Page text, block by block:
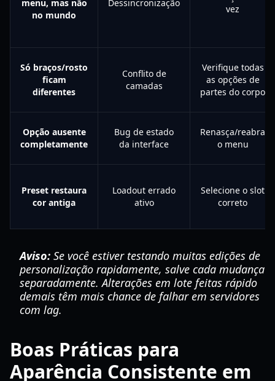
menu, mas não
no mundo
Dessincronização
vez
Só braços/rosto
ficam
diferentes
Conflito de
camadas
Verifique todas
as opções de
partes do corpo
Opção ausente
completamente
Bug de estado
da interface
Renasça/reabra
o menu
Preset restaura
cor antiga
Loadout errado
ativo
Selecione o slot
correto
Aviso: Se você estiver testando muitas edições de
personalização rapidamente, salve cada mudança
separadamente. Alterações em lote feitas rápido
demais têm mais chance de falhar em servidores
com lag.
Boas Práticas para
Aparência Consistente em